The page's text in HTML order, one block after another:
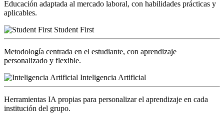
Educación adaptada al mercado laboral, con habilidades prácticas y
aplicables.
Student First
Metodología centrada en el estudiante, con aprendizaje
personalizado y flexible.
Inteligencia Artificial
Herramientas IA propias para personalizar el aprendizaje en cada
institución del grupo.